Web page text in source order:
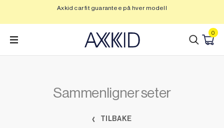
innhold
Axkid car fit guarantee på hver modell
0
Sammenligner seter
TILBAKE